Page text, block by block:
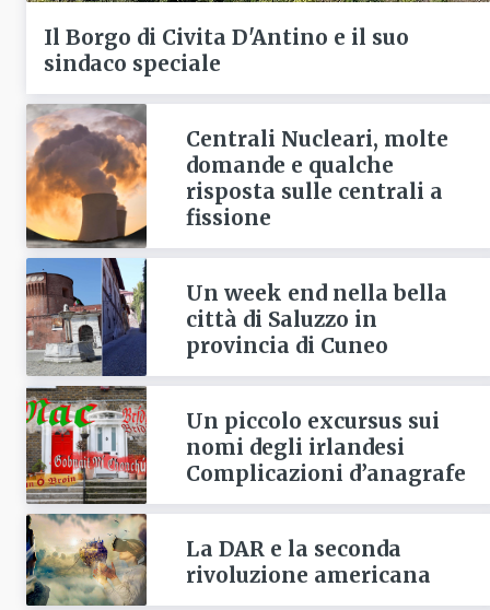
Il Borgo di Civita D'Antino e il suo
sindaco speciale
Centrali Nucleari, molte
domande e qualche
risposta sulle centrali a
fissione
Un week end nella bella
città di Saluzzo in
provincia di Cuneo
Un piccolo excursus sui
nomi degli irlandesi
Complicazioni d’anagrafe
La DAR e la seconda
rivoluzione americana